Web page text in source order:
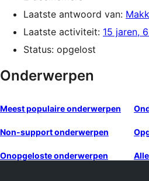
Laatste antwoord van:
Laatste activiteit: 15 jaren,
Status: opgelost
Onderwerpen
Meest populaire onderwerpen
Non-support onderwerpen
Onopgeloste onderwerpen